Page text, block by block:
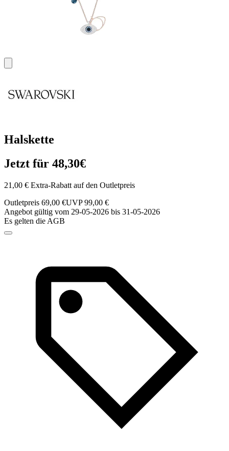
Halskette
Jetzt für 48,30€
21,00 € Extra-Rabatt auf den Outletpreis
Outletpreis 69,00 €UVP 99,00 €
Angebot gültig vom 29-05-2026 bis 31-05-2026
Es gelten die AGB